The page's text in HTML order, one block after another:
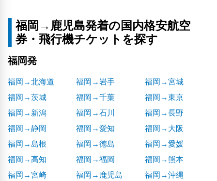
福岡→鹿児島発着の国内格安航空
券・飛行機チケットを探す
福岡発
福岡→北海道 福岡→岩手
福岡→宮城
福岡→茨城
福岡→千葉
福岡→東京
福岡→新潟
福岡→石川
福岡→長野
福岡→静岡
福岡→愛知
福岡→大阪
福岡→島根
福岡→徳島
福岡→愛媛
福岡→高知
福岡→福岡
福岡→熊本
福岡→宮崎
福岡→鹿児島 福岡→沖縄